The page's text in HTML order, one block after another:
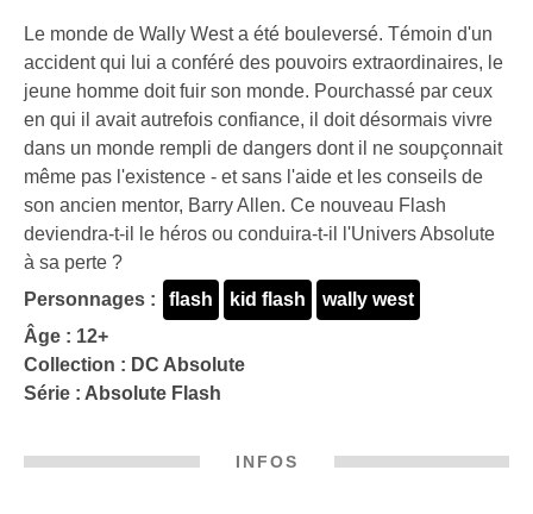
Le monde de Wally West a été bouleversé. Témoin d'un
accident qui lui a conféré des pouvoirs extraordinaires, le
jeune homme doit fuir son monde. Pourchassé par ceux
en qui il avait autrefois confiance, il doit désormais vivre
dans un monde rempli de dangers dont il ne soupçonnait
même pas l'existence - et sans l'aide et les conseils de
son ancien mentor, Barry Allen. Ce nouveau Flash
deviendra-t-il le héros ou conduira-t-il l'Univers Absolute
à sa perte ?
Personnages :
flash kid flash
wally west
Âge : 12+
Collection : DC Absolute
Série : Absolute Flash
INFOS